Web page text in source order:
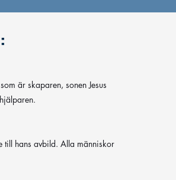
är skaparen, sonen Jesus
till hans avbild. Alla människor